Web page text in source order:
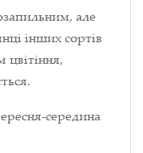
але
інших сортів
середина